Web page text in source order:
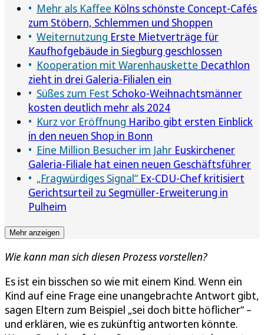
Mehr als Kaffee Kölns schönste Concept-Cafés
zum Stöbern, Schlemmen und Shoppen
Weiternutzung Erste Mietverträge für
Kaufhofgebäude in Siegburg geschlossen
Kooperation mit Warenhauskette Decathlon
zieht in drei Galeria-Filialen ein
Süßes zum Fest Schoko-Weihnachtsmänner
kosten deutlich mehr als 2024
Kurz vor Eröffnung Haribo gibt ersten Einblick
in den neuen Shop in Bonn
Eine Million Besucher im Jahr Euskirchener
Galeria-Filiale hat einen neuen Geschäftsführer
„Fragwürdiges Signal“ Ex-CDU-Chef kritisiert
Gerichtsurteil zu Segmüller-Erweiterung in
Pulheim
Mehr anzeigen
Wie kann man sich diesen Prozess vorstellen?
Es ist ein bisschen so wie mit einem Kind. Wenn ein
Kind auf eine Frage eine unangebrachte Antwort gibt,
sagen Eltern zum Beispiel „sei doch bitte höflicher“ –
und erklären, wie es zukünftig antworten könnte.